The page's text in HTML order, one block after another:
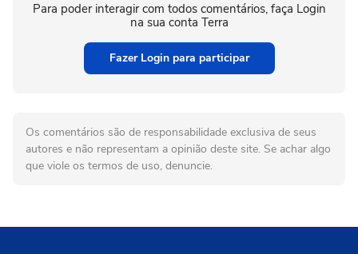
Para poder interagir com todos comentários, faça Login
na sua conta Terra
Fazer Login para participar
Os comentários são de responsabilidade exclusiva de seus
autores e não representam a opinião deste site. Se achar algo
que viole os termos de uso, denuncie.